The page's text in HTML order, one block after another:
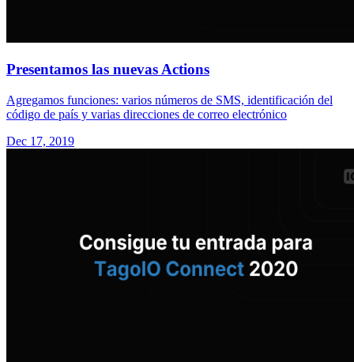
Presentamos las nuevas Actions
Agregamos funciones: varios números de SMS, identificación del
código de país y varias direcciones de correo electrónico
Dec 17, 2019